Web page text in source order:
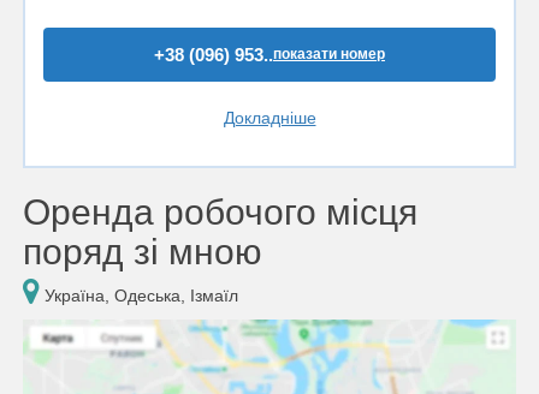
+38 (096) 953..показати номер
Докладніше
Оренда робочого місця
поряд зі мною
Україна, Одеська, Ізмаїл